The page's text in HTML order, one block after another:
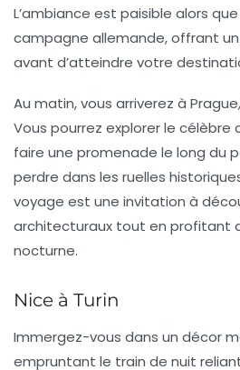
L’ambiance est paisible alors
campagne allemande, offrant
avant d’atteindre votre
Au matin, vous arriverez à
Vous pourrez explorer le célèbre
faire une promenade le long du
perdre dans les ruelles
voyage est une invitation à
architecturaux tout en profitant
nocturne.
Nice à Turin
Immergez-vous dans un décor
empruntant le train de nuit